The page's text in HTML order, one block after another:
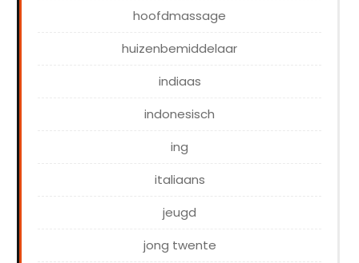
hoofdmassage
huizenbemiddelaar
indiaas
indonesisch
ing
italiaans
jeugd
jong twente